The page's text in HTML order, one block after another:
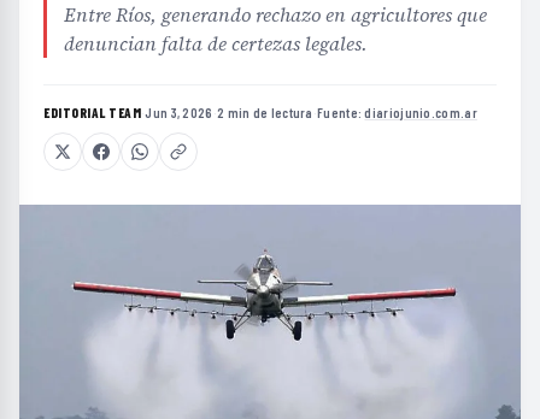
Entre Ríos, generando rechazo en agricultores que
denuncian falta de certezas legales.
EDITORIAL TEAM·Jun 3, 2026 ·2 min de lectura ·Fuente:diariojunio.com.ar